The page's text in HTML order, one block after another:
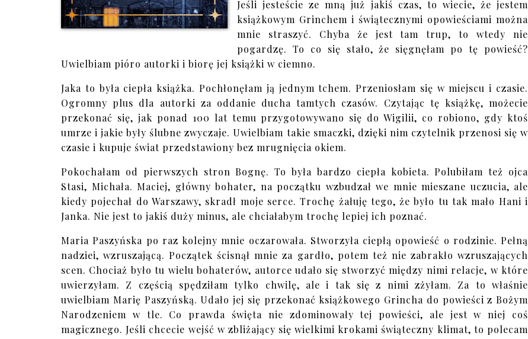
Jeśli jesteście ze mną już jakiś czas, to wiecie, że jestem
książkowym Grinchem i świątecznymi opowieściami można
mnie straszyć. Chyba że jest tam trup, to wtedy nie
pogardzę. To co się stało, że sięgnęłam po tę powieść?
Uwielbiam pióro autorki i biorę jej książki w ciemno.
Jaka to była ciepła książka. Pochłonęłam ją jednym tchem. Przeniosłam się w miejscu i czasie.
Ogromny plus dla autorki za oddanie ducha tamtych czasów. Czytając tę książkę, możecie
przekonać się, jak ponad 100 lat temu przygotowywano się do Wigilii, co robiono, gdy ktoś
umrze i jakie były ślubne zwyczaje. Uwielbiam takie smaczki, dzięki nim czytelnik przenosi się w
czasie i kupuje świat przedstawiony bez mrugnięcia okiem.
Pokochałam od pierwszych stron Bognę. To była bardzo ciepła kobieta. Polubiłam też ojca
Stasi, Michała. Maciej, główny bohater, na początku wzbudzał we mnie mieszane uczucia, ale
kiedy pojechał do Warszawy, skradł moje serce. Trochę żałuję tego, że było tu tak mało Hani i
Janka. Nie jest to jakiś duży minus, ale chciałabym trochę lepiej ich poznać.
Maria Paszyńska po raz kolejny mnie oczarowała. Stworzyła ciepłą opowieść o rodzinie. Pełną
nadziei, wzruszającą. Początek ścisnął mnie za gardło, potem też nie zabrakło wzruszających
scen. Chociaż było tu wielu bohaterów, autorce udało się stworzyć między nimi relacje, w które
uwierzyłam. Z częścią spędziłam tylko chwilę, ale i tak się z nimi zżyłam. Za to właśnie
uwielbiam Marię Paszyńską. Udało jej się przekonać książkowego Grincha do powieści z Bożym
Narodzeniem w tle. Co prawda święta nie zdominowały tej powieści, ale jest w niej coś
magicznego. Jeśli chcecie wejść w zbliżający się wielkimi krokami świąteczny klimat, to polecam